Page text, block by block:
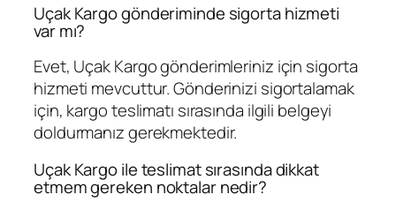
Uçak Kargo gönderiminde sigorta hizmeti
var mı?
Evet, Uçak Kargo gönderimleriniz için sigorta
hizmeti mevcuttur. Gönderinizi sigortalamak
için, kargo teslimatı sırasında ilgili belgeyi
doldurmanız gerekmektedir.
Uçak Kargo ile teslimat sırasında dikkat
etmem gereken noktalar nedir?